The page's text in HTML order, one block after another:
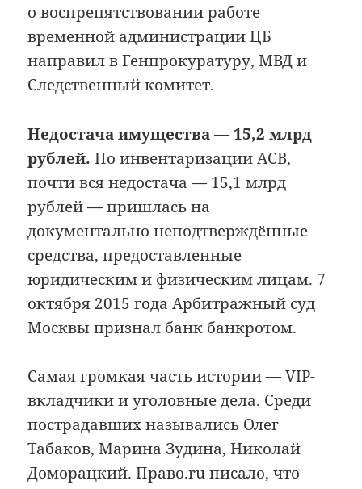
о воспрепятствовании работе
временной администрации ЦБ
направил в Генпрокуратуру, МВД и
Следственный комитет.
Недостача имущества — 15,2 млрд
рублей. По инвентаризации АСВ,
почти вся недостача — 15,1 млрд
рублей — пришлась на
документально неподтверждённые
средства, предоставленные
юридическим и физическим лицам. 7
октября 2015 года Арбитражный суд
Москвы признал банк банкротом.
Самая громкая часть истории — VIP-
вкладчики и уголовные дела. Среди
пострадавших назывались Олег
Табаков, Марина Зудина, Николай
Доморацкий. Право.ru писало, что